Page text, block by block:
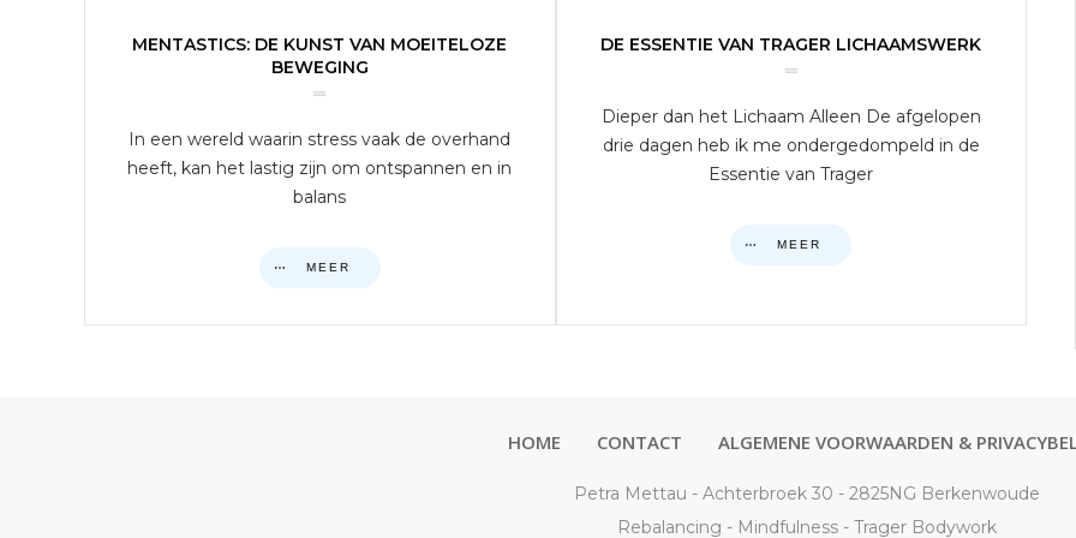
MENTASTICS: DE KUNST VAN MOEITELOZE
BEWEGING
In een wereld waarin stress vaak de overhand
heeft, kan het lastig zijn om ontspannen en in
balans
MEER
DE ESSENTIE VAN TRAGER LICHAAMSWERK
Dieper dan het Lichaam Alleen De afgelopen
drie dagen heb ik me ondergedompeld in de
Essentie van Trager
MEER
HOME CONTACT ALGEMENE VOORWAARDEN &
Petra Mettau - Achterbroek 30 - 2825NG Berkenwoude
Rebalancing - Mindfulness - Trager Bodywork